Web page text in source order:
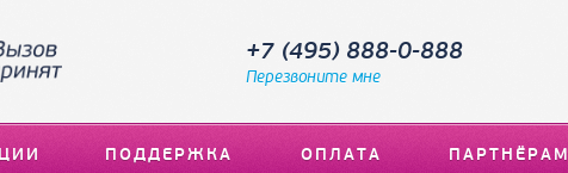
+7 (495) 888-0-888
Перезвоните мне
ПОДДЕРЖКА ОПЛАТА ПАРТНЁРАМ